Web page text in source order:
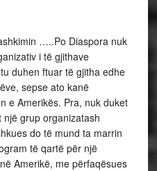
…..Po Diaspora nuk
i të gjithave
duhen ftuar të gjitha edhe
sepse ato kanë
e Amerikës. Pra, nuk duket
grup organizatash
do të mund ta marrin
të qartë për një
Amerikë, me përfaqësues